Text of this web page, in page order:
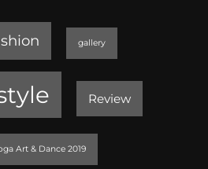
gallery
Review
Art & Dance 2019